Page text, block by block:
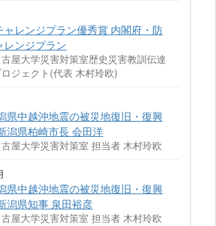
ャレンジプラン優秀賞 内閣府・防
レンジプラン
屋大学災害対策室歴史災害教訓伝達
ジェクト(代表 木村玲欧)
県中越沖地震の被災地復旧・復興
潟県柏崎市長 会田洋
屋大学災害対策室 担当者 木村玲欧
県中越沖地震の被災地復旧・復興
潟県知事 泉田裕彦
屋大学災害対策室 担当者 木村玲欧